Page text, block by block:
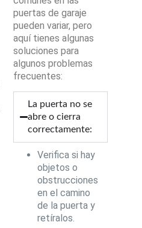
puertas de garaje
pueden variar, pero
aquí tienes algunas
soluciones para
algunos problemas
frecuentes:
La puerta no se
abre o cierra
correctamente:
Verifica si hay
objetos o
obstrucciones
en el camino
de la puerta y
retíralos.